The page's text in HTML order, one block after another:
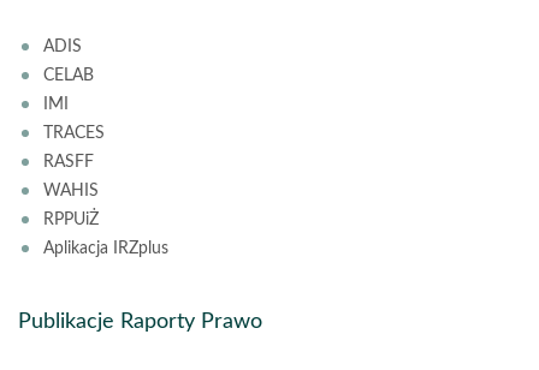
ADIS
CELAB
IMI
TRACES
RASFF
WAHIS
RPPUiŻ
Aplikacja IRZplus
Publikacje Raporty Prawo